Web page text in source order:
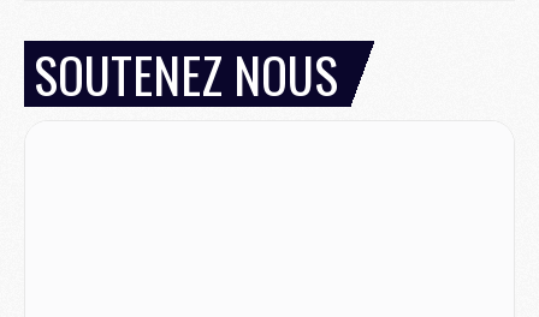
Match- Rafel Pol « touché » par l'hommage reçu avant Majorque/PSG
Match- Majorque/PSG (3-0), les performances individuelles
Match- Luis Enrique : « On attend le retour de nos internationaux »
SOUTENEZ NOUS